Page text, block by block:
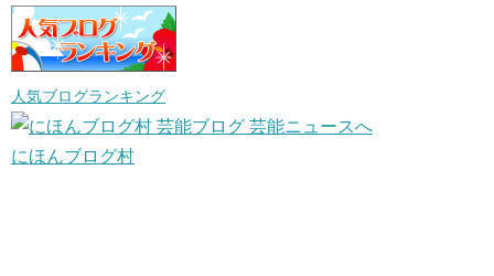
人気ブログランキング
にほんブログ村